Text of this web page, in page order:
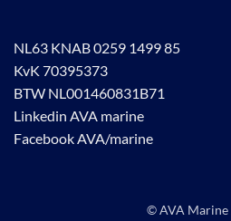
NL63 KNAB 0259 1499 85
KvK 70395373
BTW NL001460831B71
Linkedin AVA marine
Facebook AVA/marine
© AVA Marine